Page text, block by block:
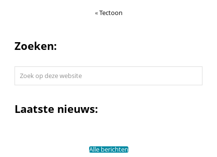
«Tectoon
Zoeken:
website
Laatste nieuws:
Alle berichten